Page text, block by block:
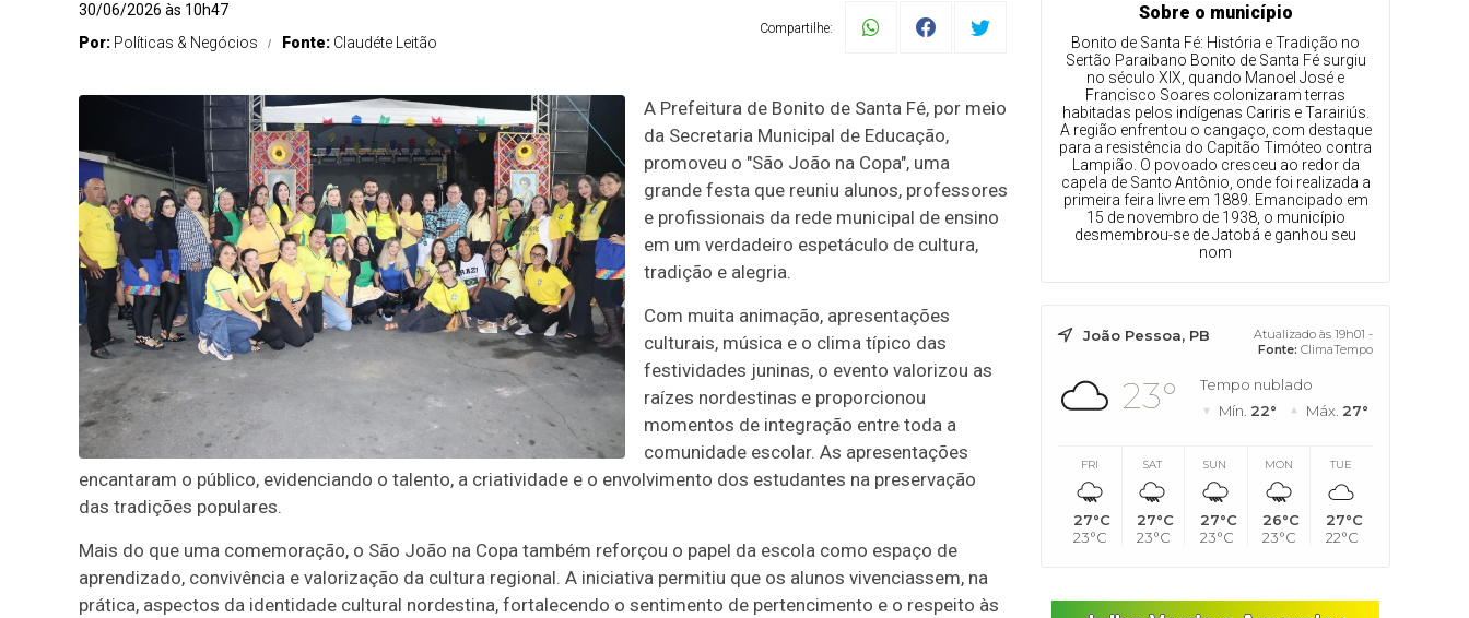
30/06/2026 às 10h47
Por: Políticas & Negócios Fonte: Claudéte Leitão
Compartilhe:
A Prefeitura de Bonito de Santa Fé, por meio
da Secretaria Municipal de Educação,
promoveu o "São João na Copa", uma
grande festa que reuniu alunos, professores
e profissionais da rede municipal de ensino
em um verdadeiro espetáculo de cultura,
tradição e alegria.
Com muita animação, apresentações
culturais, música e o clima típico das
festividades juninas, o evento valorizou as
raízes nordestinas e proporcionou
momentos de integração entre toda a
comunidade escolar. As apresentações
encantaram o público, evidenciando o talento, a criatividade e o envolvimento dos estudantes na preservação
das tradições populares.
Mais do que uma comemoração, o São João na Copa também reforçou o papel da escola como espaço de
aprendizado, convivência e valorização da cultura regional. A iniciativa permitiu que os alunos vivenciassem, na
prática, aspectos da identidade cultural nordestina, fortalecendo o sentimento de pertencimento e o respeito às
Sobre o município
Bonito de Santa Fé: História e Tradição no
Sertão Paraibano Bonito de Santa Fé surgiu
no século XIX, quando Manoel José e
Francisco Soares colonizaram terras
habitadas pelos indígenas Cariris e Tarairiús.
A região enfrentou o cangaço, com destaque
para a resistência do Capitão Timóteo contra
Lampião. O povoado cresceu ao redor da
capela de Santo Antônio, onde foi realizada a
primeira feira livre em 1889. Emancipado em
15 de novembro de 1938, o município
desmembrou-se de Jatobá e ganhou seu
nom
João Pessoa, PB
Atualizado às 19h01 -
Fonte: ClimaTempo
23°
Tempo nublado
Mín. 22° Máx. 27°
FRI
27°C
23°C
SAT
27°C
23°C
SUN
27°C
23°C
MON
26°C
23°C
TUE
27°C
22°C